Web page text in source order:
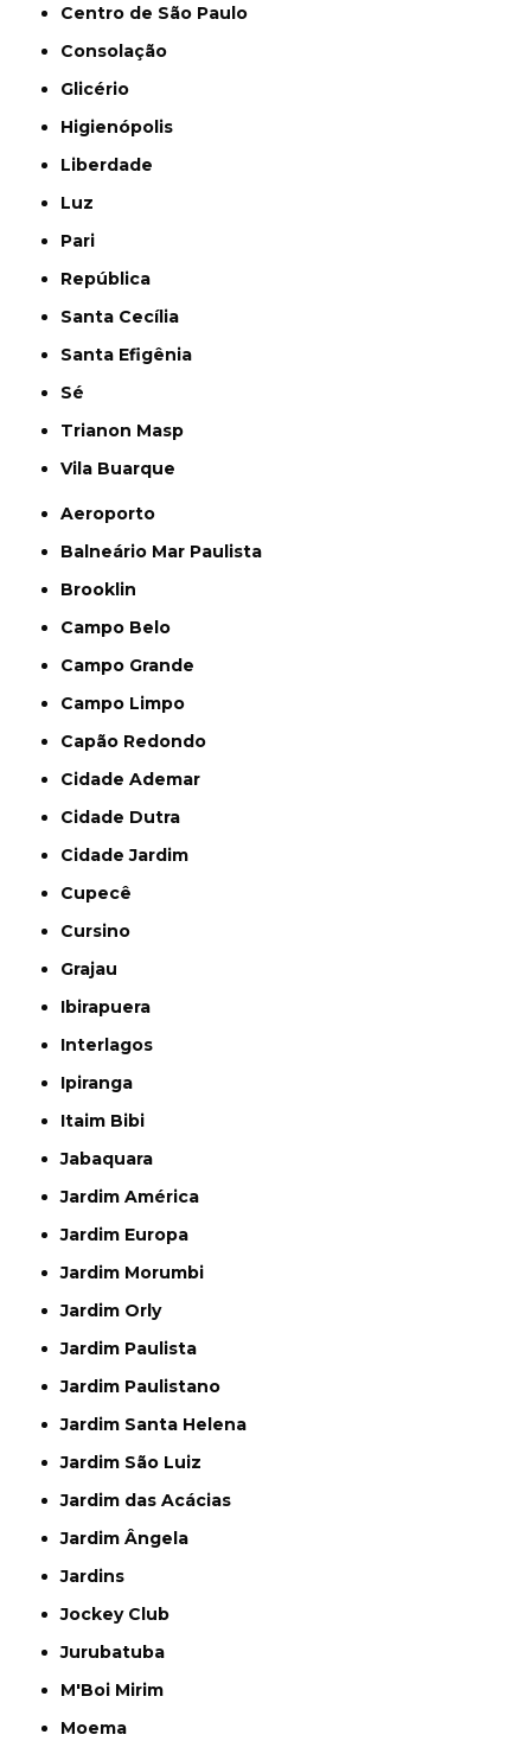
Centro de São Paulo
Consolação
Glicério
Higienópolis
Liberdade
Luz
Pari
República
Santa Cecília
Santa Efigênia
Sé
Trianon Masp
Vila Buarque
Aeroporto
Balneário Mar Paulista
Brooklin
Campo Belo
Campo Grande
Campo Limpo
Capão Redondo
Cidade Ademar
Cidade Dutra
Cidade Jardim
Cupecê
Cursino
Grajau
Ibirapuera
Interlagos
Ipiranga
Itaim Bibi
Jabaquara
Jardim América
Jardim Europa
Jardim Morumbi
Jardim Orly
Jardim Paulista
Jardim Paulistano
Jardim Santa Helena
Jardim São Luiz
Jardim das Acácias
Jardim Ângela
Jardins
Jockey Club
Jurubatuba
M'Boi Mirim
Moema